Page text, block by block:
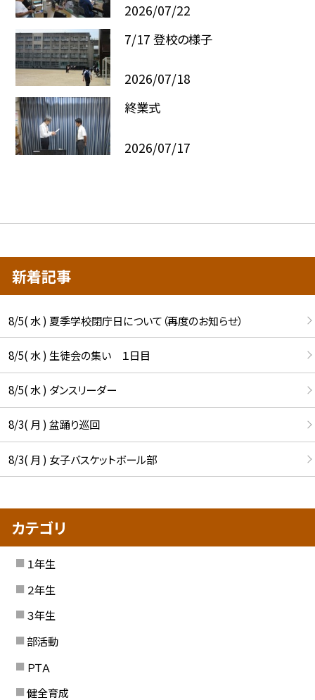
2026/07/22
7/17 登校の様子
2026/07/18
終業式
2026/07/17
新着記事
8/5( 水 ) 夏季学校閉庁日について（再度のお知らせ）
8/5( 水 ) 生徒会の集い １日目
8/5( 水 ) ダンスリーダー
8/3( 月 ) 盆踊り巡回
8/3( 月 ) 女子バスケットボール部
カテゴリ
１年生
２年生
３年生
部活動
ＰＴＡ
健全育成